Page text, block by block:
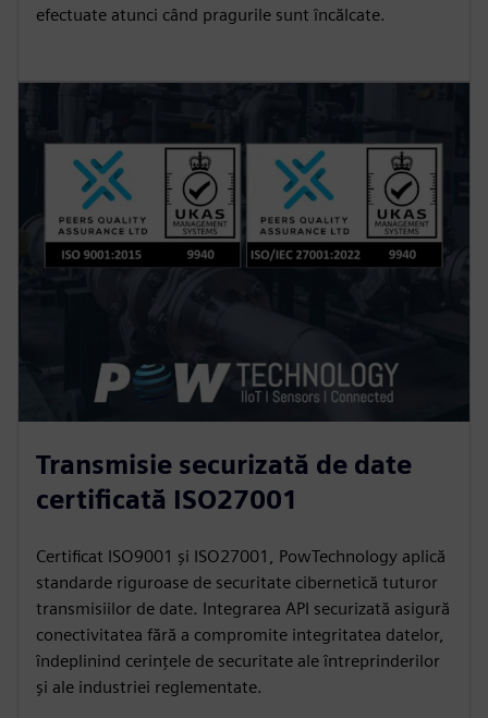
efectuate atunci când pragurile sunt încălcate.
Transmisie securizată de date
certificată ISO27001
Certificat ISO9001 și ISO27001, PowTechnology aplică
standarde riguroase de securitate cibernetică tuturor
transmisiilor de date. Integrarea API securizată asigură
conectivitatea fără a compromite integritatea datelor,
îndeplinind cerințele de securitate ale întreprinderilor
și ale industriei reglementate.